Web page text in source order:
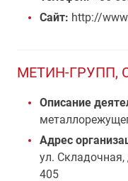
Сайт: http://
МЕТИН-ГРУПП,
Описание
Адрес
ул. Складочная,
405